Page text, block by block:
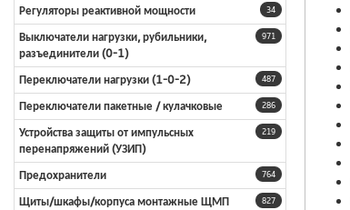
34
Регуляторы реактивной мощности
971
Выключатели нагрузки, рубильники,
разъединители (0-1)
487
Переключатели нагрузки (1-0-2)
286
Переключатели пакетные / кулачковые
219
Устройства защиты от импульсных
перенапряжений (УЗИП)
764
Предохранители
827
Щиты/шкафы/корпуса монтажные ЩМП